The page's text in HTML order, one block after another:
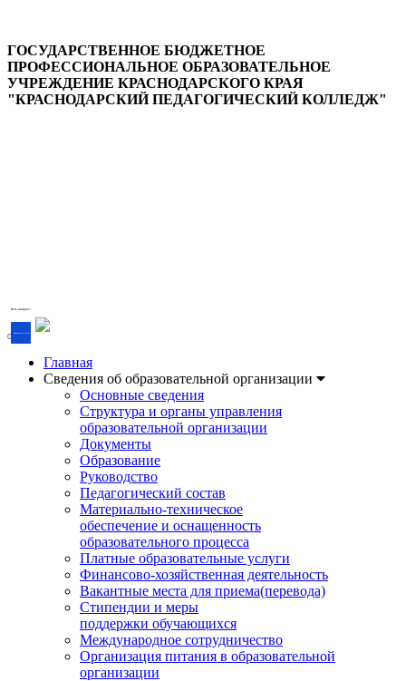
ГОСУДАРСТВЕННОЕ БЮДЖЕТНОЕ
ПРОФЕССИОНАЛЬНОЕ ОБРАЗОВАТЕЛЬНОЕ
УЧРЕЖДЕНИЕ КРАСНОДАРСКОГО КРАЯ
"КРАСНОДАРСКИЙ ПЕДАГОГИЧЕСКИЙ КОЛЛЕДЖ"
Есть вопрос?
Напишите об этом
Главная
Сведения об образовательной организации
Основные сведения
Структура и органы управления
образовательной организации
Документы
Образование
Руководство
Педагогический состав
Материально-техническое
обеспечение и оснащенность
образовательного процесса
Платные образовательные услуги
Финансово-хозяйственная деятельность
Вакантные места для приема(перевода)
Стипендии и меры
поддержки обучающихся
Международное сотрудничество
Организация питания в образовательной
организации